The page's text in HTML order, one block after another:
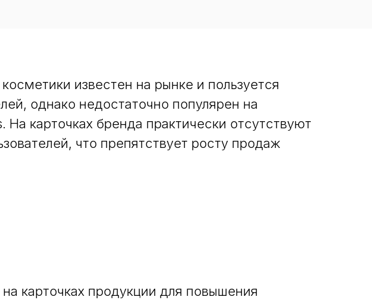
известен на рынке и пользуется
однако недостаточно популярен на
карточках бренда практически отсутствуют
что препятствует росту продаж
карточках продукции для повышения